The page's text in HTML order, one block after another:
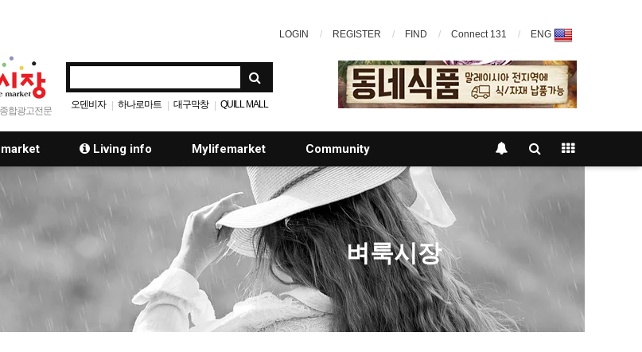
LOGIN REGISTER FIND Connect 131 ENG
합광고전문
오덴비자 | 하나로마트 | 대구막창 | QUILL MALL
Living info Mylifemarket Community
벼룩시장